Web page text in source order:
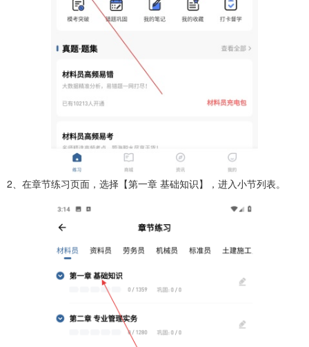
2、在章节练习页面，选择【第一章 基础知识】，进入小节列表。